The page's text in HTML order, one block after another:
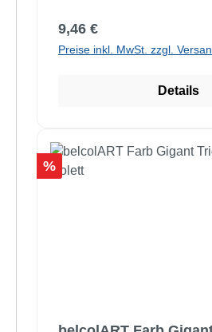
Regulärer Preis:
9,46 €
Preise inkl. MwSt. zzgl.
Details
Rabatt
%